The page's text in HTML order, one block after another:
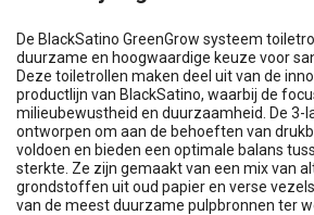
De BlackSatino GreenGrow systeem
duurzame en hoogwaardige keuze voor
Deze toiletrollen maken deel uit van de
productlijn van BlackSatino, waarbij de
milieubewustheid en duurzaamheid. De 3-
ontworpen om aan de behoeften van
voldoen en bieden een optimale balans
sterkte. Ze zijn gemaakt van een mix van
grondstoffen uit oud papier en verse
van de meest duurzame pulpbronnen ter